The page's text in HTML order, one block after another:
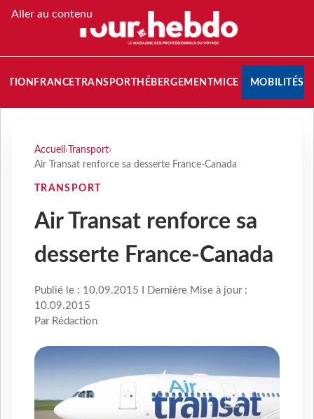
Aller au contenu
FRANCETRANSPORT HÉBERGEMENTMICE MOBILITÉS
Accueil › Transport›
Air Transat renforce sa desserte France-Canada
TRANSPORT
Air Transat renforce sa
desserte France-Canada
Publié le : 10.09.2015 I Dernière Mise à jour :
10.09.2015
Par Rédaction